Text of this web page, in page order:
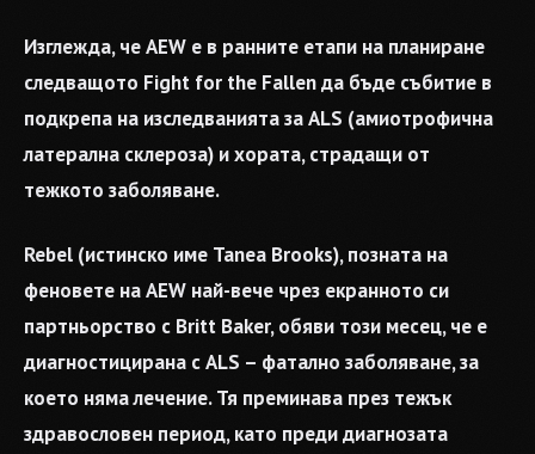
Изглежда, че AEW е в ранните етапи на планиране
следващото Fight for the Fallen да бъде събитие в
подкрепа на изследванията за ALS (амиотрофична
латерална склероза) и хората, страдащи от
тежкото заболяване.
Rebel (истинско име Tanea Brooks), позната на
феновете на AEW най-вече чрез екранното си
партньорство с Britt Baker, обяви този месец, че е
диагностицирана с ALS – фатално заболяване, за
което няма лечение. Тя преминава през тежък
здравословен период, като преди диагнозата